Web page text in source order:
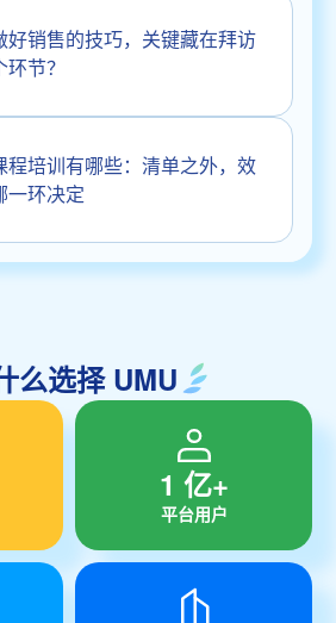
好销售的技巧，关键藏在拜访
节？
程培训有哪些：清单之外，效
一环决定
么选择 UMU
1 亿+
平台用户